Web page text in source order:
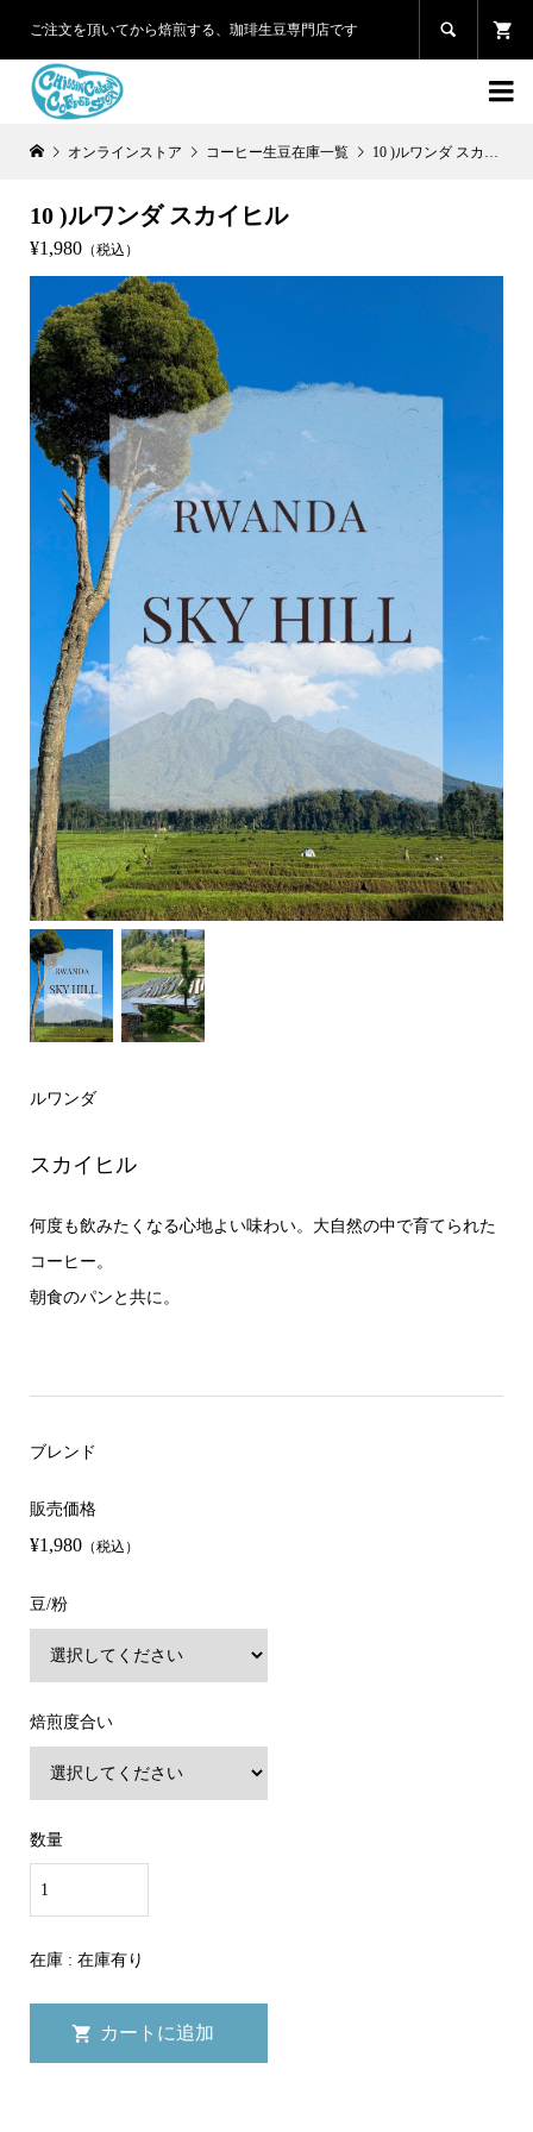
ご注文を頂いてから焙煎する、珈琲生豆専門店です 

オンラインストア コーヒー生豆在庫一覧 10 )ルワンダ スカイヒル
10 )ルワンダ スカイヒル
¥1,980（税込）
ルワンダ
スカイヒル
何度も飲みたくなる心地よい味わい。大自然の中で育てられた
コーヒー。
朝食のパンと共に。
ブレンド
販売価格
¥1,980（税込）
豆/粉
焙煎度合い
数量
在庫 : 在庫有り